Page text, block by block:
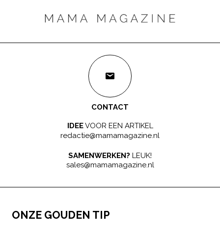
CONTACT
IDEEVOOR EEN ARTIKEL
redactie@mamamagazine.nl
SAMENWERKEN? LEUK!
sales@mamamagazine.nl
ONZE GOUDEN TIP